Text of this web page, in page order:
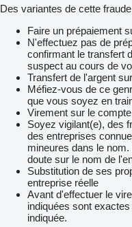
Des variantes de cette
Faire un prépaiement
N'effectuez pas de
confirmant le transfert
suspect au cours de
Transfert de l'argent
Méfiez-vous de ce
que vous soyez en
Virement sur le
Soyez vigilant(e), des
des entreprises
mineures dans le
doute sur le nom de
Substitution de ses
entreprise réelle
Avant d'effectuer le
indiquées sont
indiquée.